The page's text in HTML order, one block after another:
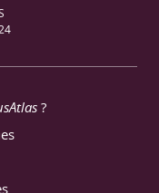
à éviter
d’action
CT-AI
?